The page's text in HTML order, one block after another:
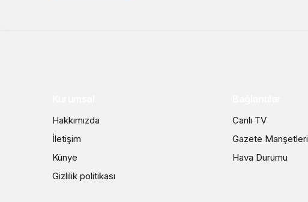
Hakkımızda
İletişim
Künye
Gizlilik politikası
Canlı TV
Gazete Manşetleri
Hava Durumu